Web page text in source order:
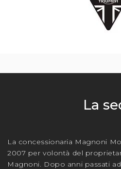
La
La concessionaria Magnoni
2007 per volontà del
Magnoni. Dopo anni passati